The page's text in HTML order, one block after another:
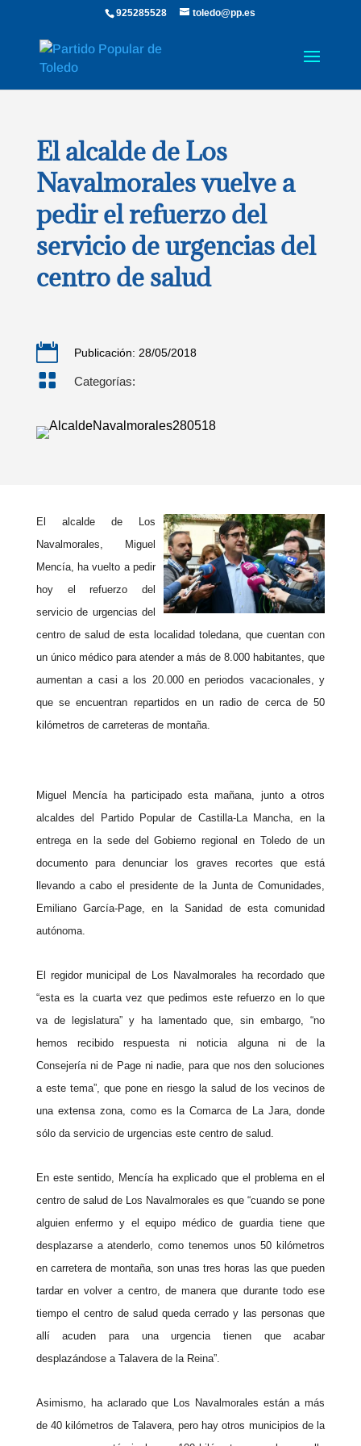
925285528 toledo@pp.es
El alcalde de Los
Navalmorales vuelve a
pedir el refuerzo del
servicio de urgencias del
centro de salud
 Publicación: 28/05/2018
 Categorías:
El alcalde de Los
Navalmorales, Miguel
Mencía, ha vuelto a pedir
hoy el refuerzo del
servicio de urgencias del
centro de salud de esta localidad toledana, que cuentan con
un único médico para atender a más de 8.000 habitantes, que
aumentan a casi a los 20.000 en periodos vacacionales, y
que se encuentran repartidos en un radio de cerca de 50
kilómetros de carreteras de montaña.
Miguel Mencía ha participado esta mañana, junto a otros
alcaldes del Partido Popular de Castilla-La Mancha, en la
entrega en la sede del Gobierno regional en Toledo de un
documento para denunciar los graves recortes que está
llevando a cabo el presidente de la Junta de Comunidades,
Emiliano García-Page, en la Sanidad de esta comunidad
autónoma.
El regidor municipal de Los Navalmorales ha recordado que
“esta es la cuarta vez que pedimos este refuerzo en lo que
va de legislatura” y ha lamentado que, sin embargo, “no
hemos recibido respuesta ni noticia alguna ni de la
Consejería ni de Page ni nadie, para que nos den soluciones
a este tema”, que pone en riesgo la salud de los vecinos de
una extensa zona, como es la Comarca de La Jara, donde
sólo da servicio de urgencias este centro de salud.
En este sentido, Mencía ha explicado que el problema en el
centro de salud de Los Navalmorales es que “cuando se pone
alguien enfermo y el equipo médico de guardia tiene que
desplazarse a atenderlo, como tenemos unos 50 kilómetros
en carretera de montaña, son unas tres horas las que pueden
tardar en volver a centro, de manera que durante todo ese
tiempo el centro de salud queda cerrado y las personas que
allí acuden para una urgencia tienen que acabar
desplazándose a Talavera de la Reina”.
Asimismo, ha aclarado que Los Navalmorales están a más
de 40 kilómetros de Talavera, pero hay otros municipios de la